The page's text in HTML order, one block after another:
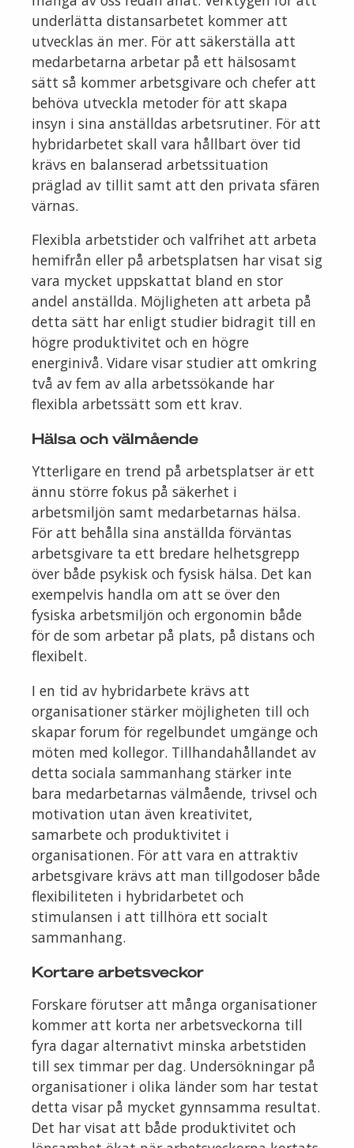
underlätta distansarbetet kommer att
utvecklas än mer. För att säkerställa att
medarbetarna arbetar på ett hälsosamt
sätt så kommer arbetsgivare och chefer att
behöva utveckla metoder för att skapa
insyn i sina anställdas arbetsrutiner. För att
hybridarbetet skall vara hållbart över tid
krävs en balanserad arbetssituation
präglad av tillit samt att den privata sfären
värnas.
Flexibla arbetstider och valfrihet att arbeta
hemifrån eller på arbetsplatsen har visat sig
vara mycket uppskattat bland en stor
andel anställda. Möjligheten att arbeta på
detta sätt har enligt studier bidragit till en
högre produktivitet och en högre
energinivå. Vidare visar studier att omkring
två av fem av alla arbetssökande har
flexibla arbetssätt som ett krav.
Hälsa och välmående
Ytterligare en trend på arbetsplatser är ett
ännu större fokus på säkerhet i
arbetsmiljön samt medarbetarnas hälsa.
För att behålla sina anställda förväntas
arbetsgivare ta ett bredare helhetsgrepp
över både psykisk och fysisk hälsa. Det kan
exempelvis handla om att se över den
fysiska arbetsmiljön och ergonomin både
för de som arbetar på plats, på distans och
flexibelt.
I en tid av hybridarbete krävs att
organisationer stärker möjligheten till och
skapar forum för regelbundet umgänge och
möten med kollegor. Tillhandahållandet av
detta sociala sammanhang stärker inte
bara medarbetarnas välmående, trivsel och
motivation utan även kreativitet,
samarbete och produktivitet i
organisationen. För att vara en attraktiv
arbetsgivare krävs att man tillgodoser både
flexibiliteten i hybridarbetet och
stimulansen i att tillhöra ett socialt
sammanhang.
Kortare arbetsveckor
Forskare förutser att många organisationer
kommer att korta ner arbetsveckorna till
fyra dagar alternativt minska arbetstiden
till sex timmar per dag. Undersökningar på
organisationer i olika länder som har testat
detta visar på mycket gynnsamma resultat.
Det har visat att både produktivitet och